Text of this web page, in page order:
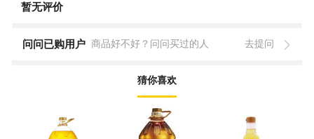
暂无评价
问问已购用户 商品好不好？问问买过的人 去提问
猜你喜欢